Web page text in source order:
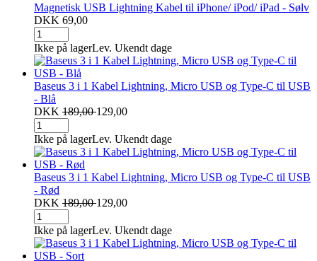
Magnetisk USB Lightning Kabel til iPhone/ iPod/ iPad - Sølv
DKK 69,00
Ikke på lagerLev. Ukendt dage
Baseus 3 i 1 Kabel Lightning, Micro USB og Type-C til USB
- Blå
DKK 189,00129,00
Ikke på lagerLev. Ukendt dage
Baseus 3 i 1 Kabel Lightning, Micro USB og Type-C til USB
- Rød
DKK 189,00129,00
Ikke på lagerLev. Ukendt dage